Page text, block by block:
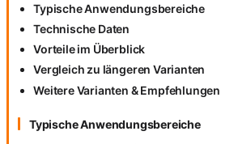
Typische Anwendungsbereiche
Technische Daten
Vorteile im Überblick
Vergleich zu längeren Varianten
Weitere Varianten & Empfehlungen
Typische Anwendungsbereiche